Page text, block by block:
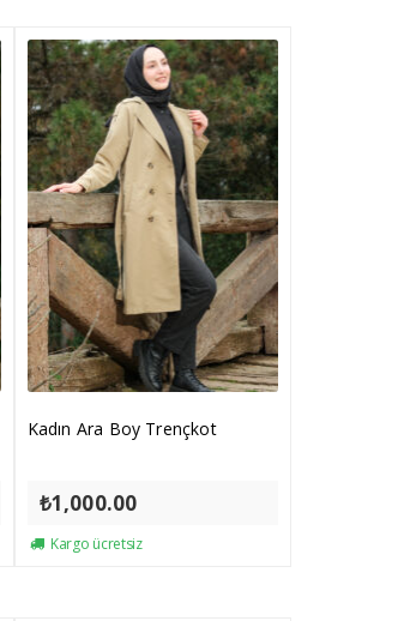
Kadın Ara Boy Trençkot
₺1,000.00
Kargo ücretsiz